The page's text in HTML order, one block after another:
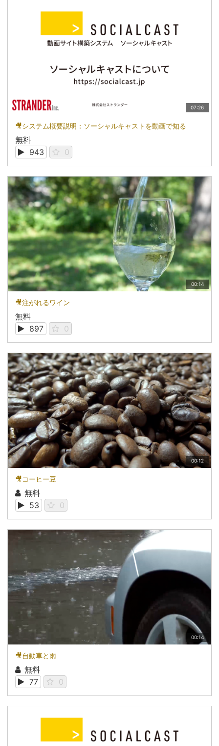
07:26
🎥システム概要説明：ソーシャルキャストを動画で知る
無料
943
0
00:14
🎥注がれるワイン
無料
897
0
00:12
🎥コーヒー豆
無料
53
0
00:14
🎥自動車と雨
無料
77
0